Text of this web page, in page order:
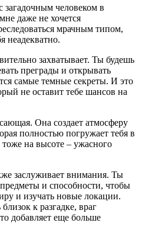
загадочным человеком в
даже не хочется
мрачным типом,
неадекватно.
захватывает. Ты будешь
преграды и открывать
самые темные секреты. И это
не оставит тебе шансов на
Она создает атмосферу
полностью погружает тебя в
на высоте – ужасного
заслуживает внимания. Ты
и способности, чтобы
и изучать новые локации.
к разгадке, враг
добавляет еще больше